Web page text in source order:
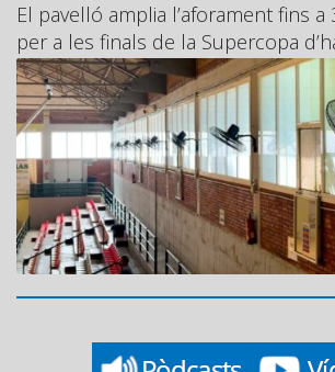
El pavelló amplia l’aforament fins a
per a les finals de la Supercopa